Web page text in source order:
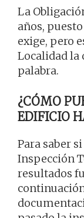
La
años,
exige, pero
Localidad la
palabra.
¿CÓMO
EDIFICIO
Para saber
Inspección
resultados